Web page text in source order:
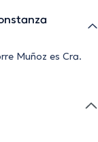
Muñoz es Cra.